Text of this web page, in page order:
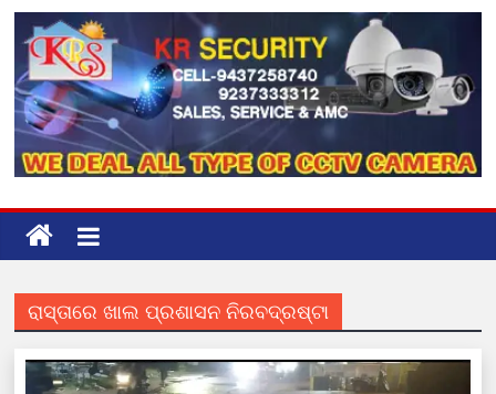
ରାସ୍ତାରେ ଖାଲ ପ୍ରଶାସନ ନିରବଦ୍ରଷ୍ଟା